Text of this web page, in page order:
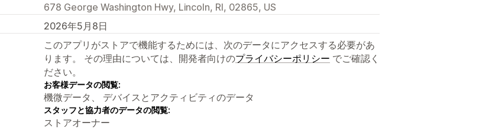
678 George Washington Hwy, Lincoln, RI, 02865, US
2026年5月8日
このアプリがストアで機能するためには、次のデータにアクセスする必要があ
ります。 その理由については、開発者向けのプライバシーポリシー でご確認く
ださい。
お客様データの閲覧:
機微データ、 デバイスとアクティビティのデータ
スタッフと協力者のデータの閲覧:
ストアオーナー